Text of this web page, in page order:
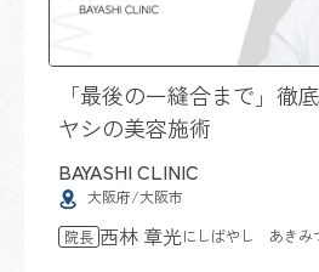
「最後の一縫合まで」徹
ヤシの美容施術
BAYASHI CLINIC
大阪府/大阪市
院長 西林 章光にしばやし あきみ